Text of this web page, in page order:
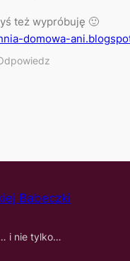
też wypróbuję 🙂
domowa-
Babeczki
i nie tylko…